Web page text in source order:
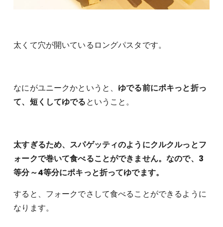
太くて穴が開いているロングパスタです。
なにがユニークかというと、 ゆでる前にポキっと折っ
て、短くしてゆでるということ。
太すぎるため、スパゲッティのようにクルクルっとフ
ォークで巻いて食べることができません。なので、3
等分～4等分にポキっと折ってゆでます。
すると、フォークでさして食べることができるように
なります。